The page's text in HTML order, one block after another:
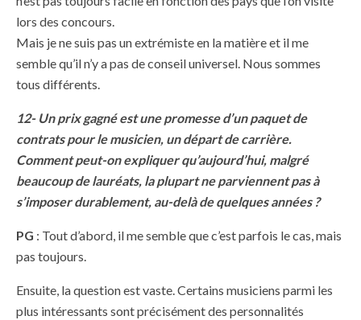
lors des concours.
Mais je ne suis pas un extrémiste en la matière et il me
semble qu’il n’y a pas de conseil universel. Nous sommes
tous différents.
12- Un prix gagné est une promesse d’un paquet de
contrats pour le musicien, un départ de carrière.
Comment peut-on expliquer qu’aujourd’hui, malgré
beaucoup de lauréats, la plupart ne parviennent pas à
s’imposer durablement, au-delà de quelques années ?
PG : Tout d’abord, il me semble que c’est parfois le cas, mais
pas toujours.
Ensuite, la question est vaste. Certains musiciens parmi les
plus intéressants sont précisément des personnalités